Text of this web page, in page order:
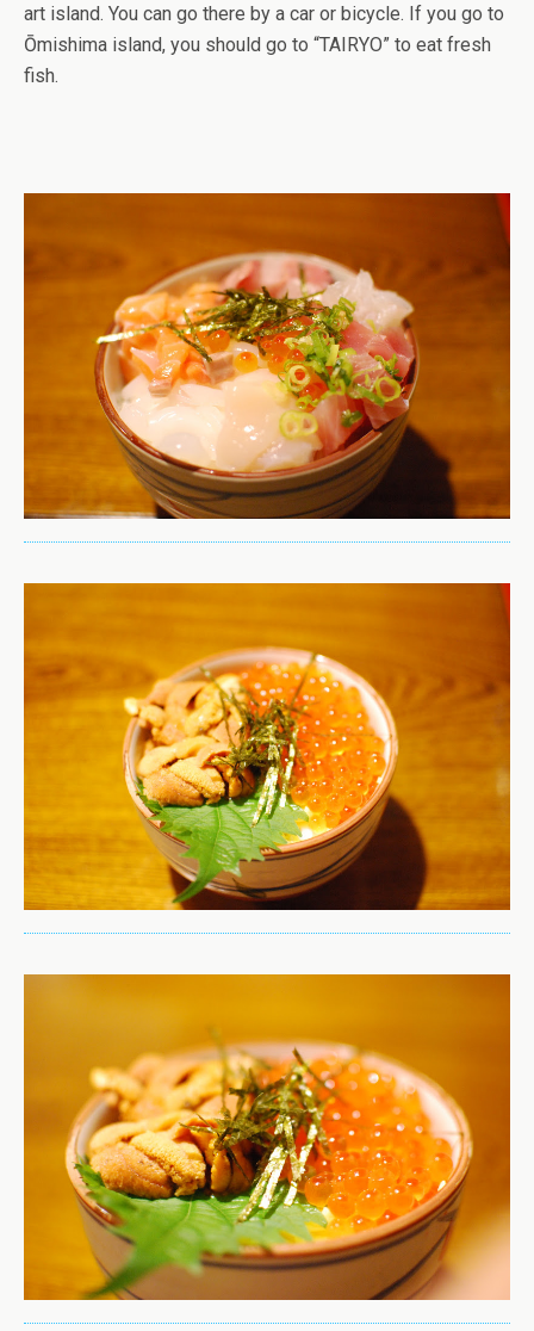
art island. You can go there by a car or bicycle. If you go to
Ōmishima island, you should go to “TAIRYO” to eat fresh
fish.